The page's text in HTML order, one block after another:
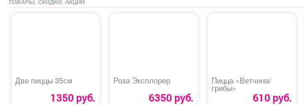
ТОВАРЫ, СКИДКИ, АКЦИИ
Две пиццы 35см
1350 руб.
Роза Эксплорер
6350 руб.
Пицца «Ветчина/
грибы»
610 руб.